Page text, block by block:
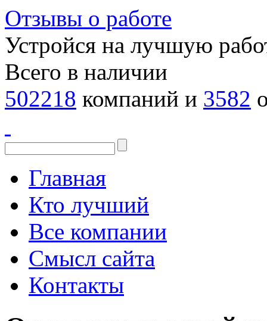
Отзывы о работе
Устройся на лучшую
Всего в наличии
502218 компаний и 3582
Главная
Кто лучший
Все компании
Смысл сайта
Контакты